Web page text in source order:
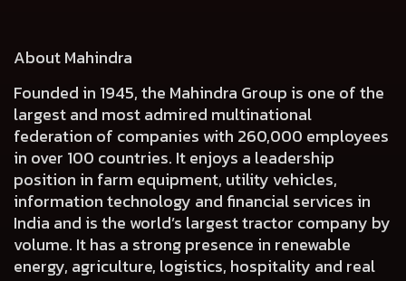
About Mahindra
Founded in 1945, the Mahindra Group is one of the
largest and most admired multinational
federation of companies with 260,000 employees
in over 100 countries. It enjoys a leadership
position in farm equipment, utility vehicles,
information technology and financial services in
India and is the world’s largest tractor company by
volume. It has a strong presence in renewable
energy, agriculture, logistics, hospitality and real